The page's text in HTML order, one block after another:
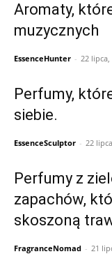
Aromaty,
muzycznych
EssenceHunter - 22 lipca,
Perfumy,
siebie.
EssenceSculptor - 22
Perfumy z
zapachów,
skoszoną
FragranceNomad - 21